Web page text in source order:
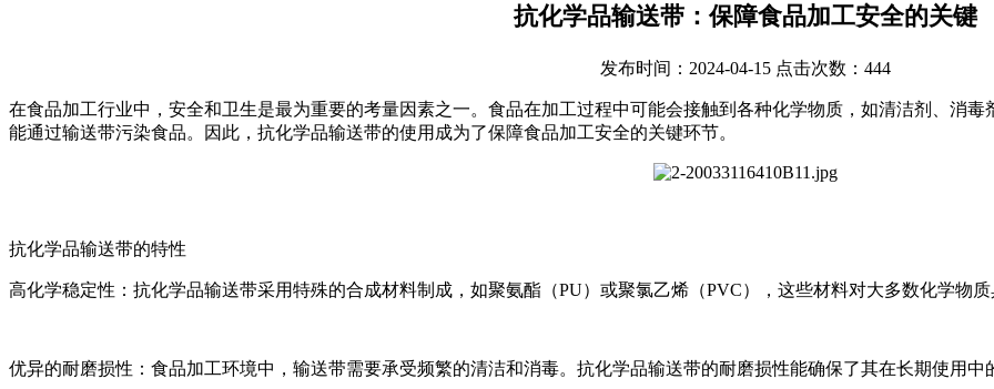
抗化学品输送带：保障食品加工安全的关键
发布时间：2024-04-15 点击次数：444
在食品加工行业中，安全和卫生是最为重要的考量因素之一。食品在加工过程中可能会接触到各种化学物质，如清洁剂、消
能通过输送带污染食品。因此，抗化学品输送带的使用成为了保障食品加工安全的关键环节。
抗化学品输送带的特性
高化学稳定性：抗化学品输送带采用特殊的合成材料制成，如聚氨酯（PU）或聚氯乙烯（PVC），这些材料对大多数化学物
优异的耐磨损性：食品加工环境中，输送带需要承受频繁的清洁和消毒。抗化学品输送带的耐磨损性能确保了其在长期使用中